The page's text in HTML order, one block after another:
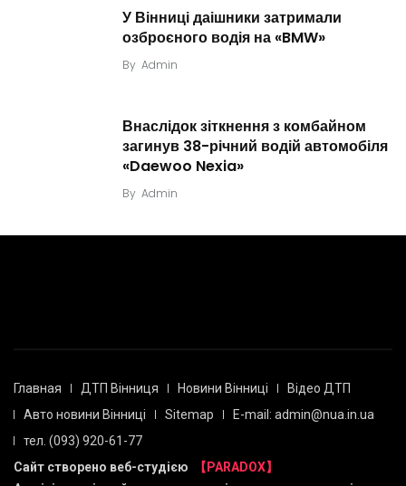
У Вінниці даішники затримали
озброєного водія на «BMW»
By Admin
Внаслідок зіткнення з комбайном
загинув 38-річний водій автомобіля
«Daewoo Nexia»
By Admin
Главная ДТП Вінниця Новини Вінниці
Відео ДТП
Авто новини Вінниці
Sitemap
E-mail: admin@nua.in.ua
тел. (093) 920-61-77
Сайт створено веб-студією
【PARADOX】